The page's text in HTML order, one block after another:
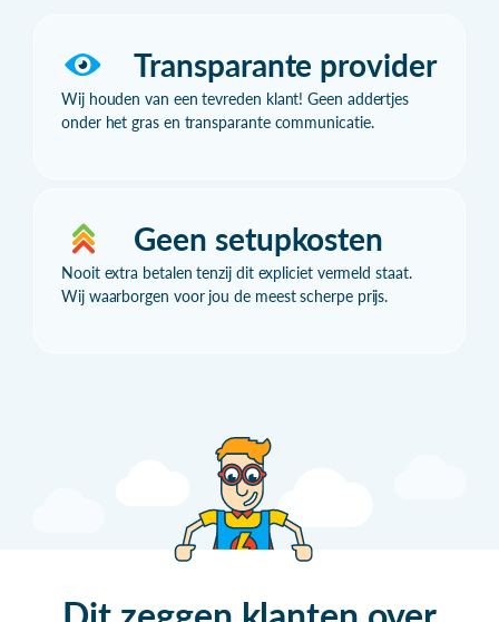
Transparante provider
Wij houden van een tevreden klant! Geen addertjes
onder het gras en transparante communicatie.
Geen setupkosten
Nooit extra betalen tenzij dit expliciet vermeld staat.
Wij waarborgen voor jou de meest scherpe prijs.